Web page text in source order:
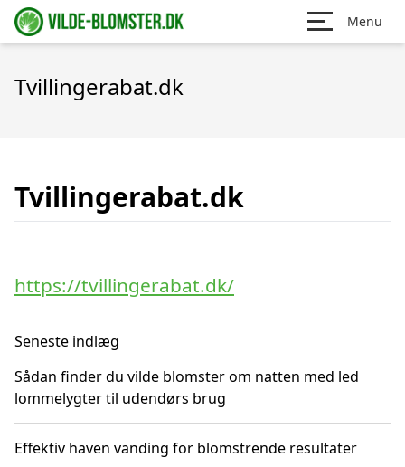
Menu
Tvillingerabat.dk
Tvillingerabat.dk
https://tvillingerabat.dk/
Seneste indlæg
Sådan finder du vilde blomster om natten med led
lommelygter til udendørs brug
Effektiv haven vanding for blomstrende resultater